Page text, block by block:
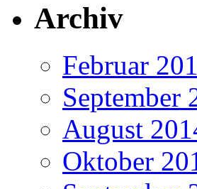
Archiv
Februar
September
August
Oktober